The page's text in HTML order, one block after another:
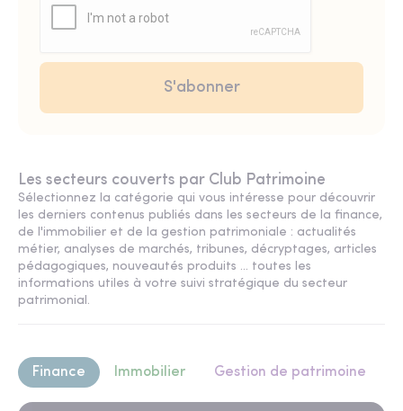
Les secteurs couverts par Club Patrimoine
Sélectionnez la catégorie qui vous intéresse pour découvrir
les derniers contenus publiés dans les secteurs de la finance,
de l'immobilier et de la gestion patrimoniale : actualités
métier, analyses de marchés, tribunes, décryptages, articles
pédagogiques, nouveautés produits ... toutes les
informations utiles à votre suivi stratégique du secteur
patrimonial.
Finance Immobilier Gestion de patrimoine